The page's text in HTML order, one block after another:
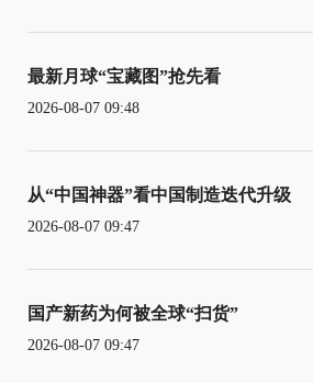
最新月球“宝藏图”抢先看
2026-08-07 09:48
从“中国神器”看中国制造迭代升级
2026-08-07 09:47
国产新药为何被全球“扫货”
2026-08-07 09:47